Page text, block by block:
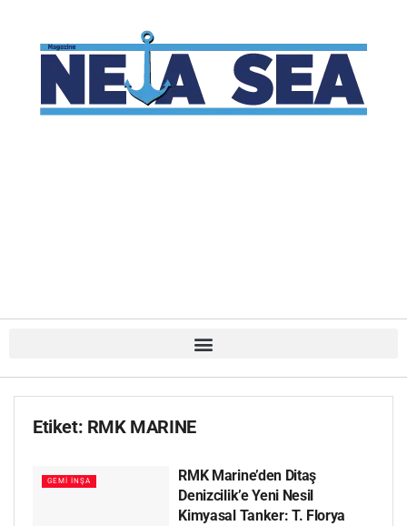
Etiket: RMK MARINE
GEMI İNŞA
RMK Marine’den Ditaş
Denizcilik’e Yeni Nesil
Kimyasal Tanker: T. Florya